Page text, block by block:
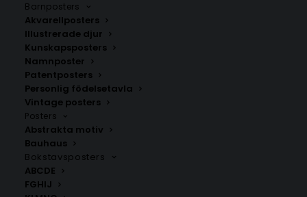
Barnposters
Akvarellposters
Illustrerade djur
Kunskapsposters
Namnposter
Patentposters
Personlig födelsetavla
Vintage posters
Posters
Abstrakta motiv
Bauhaus
Bokstavsposters
ABCDE
FGHIJ
30×40 cm och 21×30 cm.
Mjölby kommun,Östergötlands län
ANDRA KÖPTE ÄVEN